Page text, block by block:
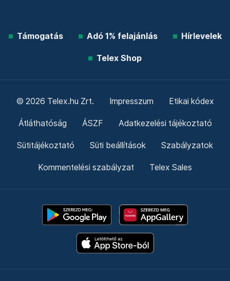
Támogatás Adó 1% felajánlás Hírlevelek
Telex Shop
© 2026 Telex.hu Zrt. Impresszum Etikai kódex
Átláthatóság ÁSZF Adatkezelési tájékoztató
Sütitájékoztató Süti beállítások Szabályzatok
Kommentelési szabályzat Telex Sales